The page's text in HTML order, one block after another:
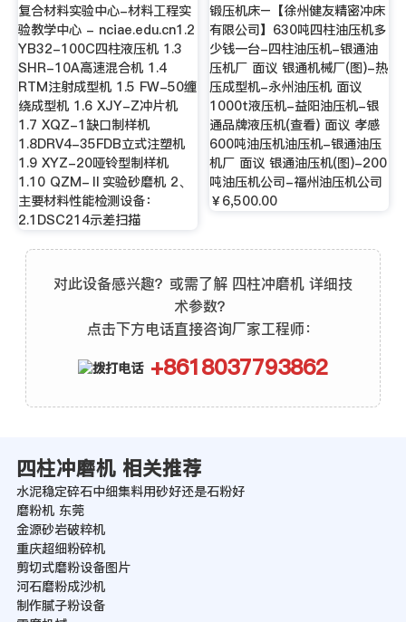
复合材料实验中心-材料工程实
验教学中心 - nciae.edu.cn1.2
YB32-100C四柱液压机 1.3
SHR-10A高速混合机 1.4
RTM注射成型机 1.5 FW-50缠
绕成型机 1.6 XJY-Z冲片机
1.7 XQZ-1缺口制样机
1.8DRV4-35FDB立式注塑机
1.9 XYZ-20哑铃型制样机
1.10 QZM-Ⅱ实验砂磨机 2、
主要材料性能检测设备：
2.1DSC214示差扫描
锻压机床–【徐州健友精密冲床
有限公司】630吨四柱油压机多
少钱一台-四柱油压机-银通油
压机厂 面议 银通机械厂(图)-热
压成型机-永州油压机 面议
1000t液压机-益阳油压机-银
通品牌液压机(查看) 面议 孝感
600吨油压机油压机-银通油压
机厂 面议 银通油压机(图)-200
吨油压机公司-福州油压机公司
￥6,500.00
对此设备感兴趣？或需了解 四柱冲磨机 详细技
术参数？
点击下方电话直接咨询厂家工程师：
+8618037793862
四柱冲磨机 相关推荐
水泥稳定碎石中细集料用砂好还是石粉好
磨粉机 东莞
金源砂岩破粹机
重庆超细粉碎机
剪切式磨粉设备图片
河石磨粉成沙机
制作腻子粉设备